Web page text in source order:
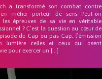
a transformé son combat contre
métier porteur de sens Peut-on
les épreuves de sa vie en véritable
? C’est la question au cœur de
de Cap ou pas Cap, l’émission
lumière celles et ceux qui osent
pour exercer un […]